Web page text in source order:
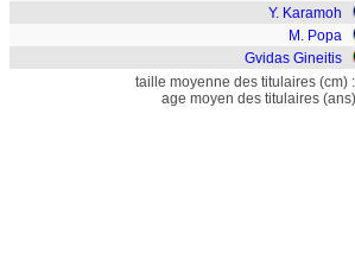
Y. Karamoh
M. Popa
Gvidas Gineitis
taille moyenne des titulaires (cm) :
age moyen des titulaires